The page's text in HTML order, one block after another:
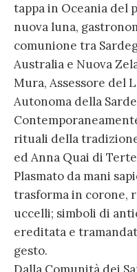
tappa in Oceania del
nuova luna,
comunione tra
Australia e Nuova
Mura, Assessore del
Autonoma della
rituali della
ed Anna Quai di
Plasmato da mani
trasforma in corone,
uccelli; simboli di
ereditata e
gesto.